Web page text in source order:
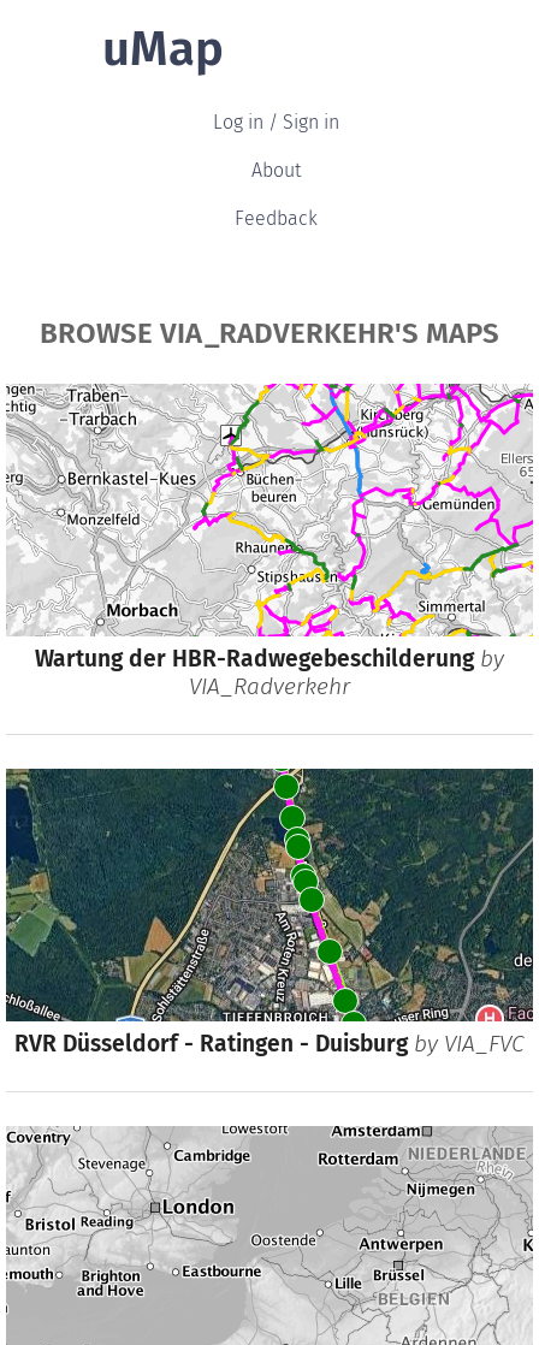
uMap
Log in / Sign in
About
Feedback
BROWSE VIA_RADVERKEHR'S MAPS
Wartung der HBR-Radwegebeschilderung by
VIA_Radverkehr
RVR Düsseldorf - Ratingen - Duisburg by VIA_FVC